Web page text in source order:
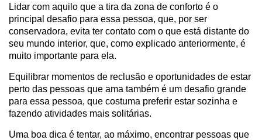
Lidar com aquilo que a tira da zona de conforto é o
principal desafio para essa pessoa, que, por ser
conservadora, evita ter contato com o que está distante do
seu mundo interior, que, como explicado anteriormente, é
muito importante para ela.
Equilibrar momentos de reclusão e oportunidades de estar
perto das pessoas que ama também é um desafio grande
para essa pessoa, que costuma preferir estar sozinha e
fazendo atividades mais solitárias.
Uma boa dica é tentar, ao máximo, encontrar pessoas que